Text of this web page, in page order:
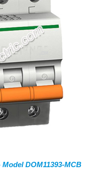
DOM11393-MCB